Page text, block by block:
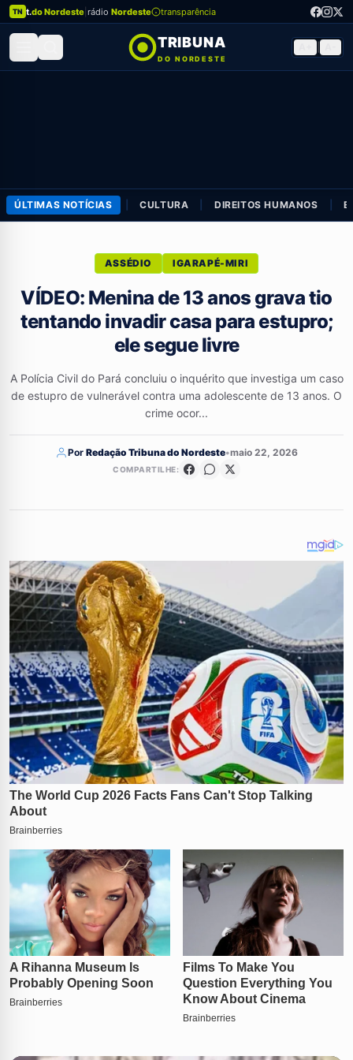
TN t.do Nordeste rádio Nordeste transparência
TRIBUNA
DO NORDESTE
ÚLTIMAS NOTÍCIAS CULTURA DIREITOS HUMANOS
ASSÉDIO IGARAPÉ-MIRI
VÍDEO: Menina de 13 anos grava tio
tentando invadir casa para estupro;
ele segue livre
A Polícia Civil do Pará concluiu o inquérito que investiga um caso
de estupro de vulnerável contra uma adolescente de 13 anos. O
crime ocor...
Por Redação Tribuna do Nordeste•maio 22, 2026
COMPARTILHE: